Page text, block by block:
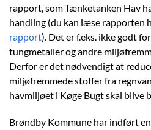
rapport, som Tænketanken Hav
handling (du kan læse rapporten
rapport). Det er f.eks. ikke godt
tungmetaller og andre
Derfor er det nødvendigt at
miljøfremmede stoffer fra
havmiljøet i Køge Bugt skal blive
Brøndby Kommune har indført